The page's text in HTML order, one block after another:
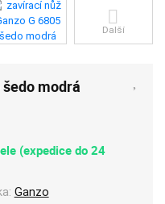
Další
modrá
(expedice do 24
Ganzo